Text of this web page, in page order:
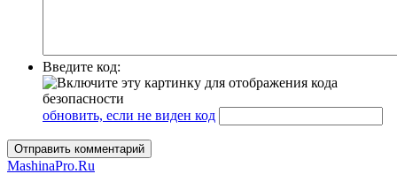
Введите код:
обновить, если не виден код
Отправить комментарий
MashinaPro.Ru